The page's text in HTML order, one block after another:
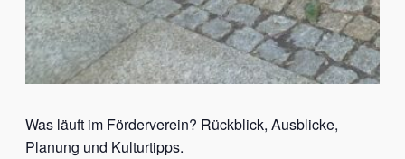
Was läuft im Förderverein? Rückblick, Ausblicke,
Planung und Kulturtipps.